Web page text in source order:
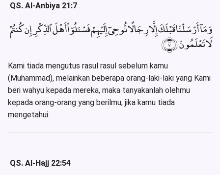
QS. Al-Anbiya 21:7
وَمَآ أَرْسَلْنَا قَبْلَكَ إِلَّا رِجَالًا نُّوحِىٓ إِلَيْهِمْ فَسْـَٔلُوٓا۟ أَهْلَ ٱلذِّكْرِ إِن كُنتُمْ
لَا تَعْلَمُونَ ﴿٧﴾
Kami tiada mengutus rasul rasul sebelum kamu
(Muhammad), melainkan beberapa orang-laki-laki yang Kami
beri wahyu kepada mereka, maka tanyakanlah olehmu
kepada orang-orang yang berilmu, jika kamu tiada
mengetahui.
QS. Al-Hajj 22:54